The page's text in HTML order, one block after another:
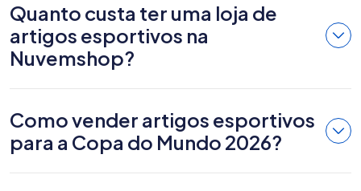
Quanto custa ter uma loja de
artigos esportivos na
Nuvemshop?
Como vender artigos esportivos
para a Copa do Mundo 2026?